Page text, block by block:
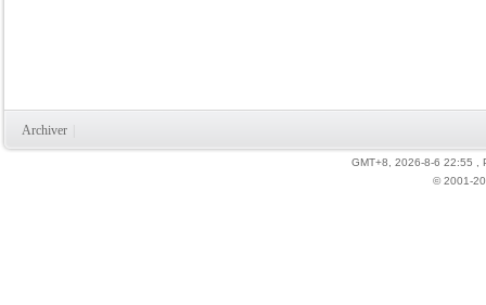
Archiver
GMT+8, 2026-8-6 22:55
© 2001-